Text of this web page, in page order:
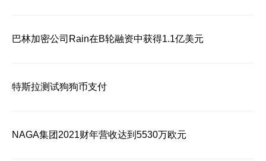
巴林加密公司Rain在B轮融资中获得1.1亿美元
特斯拉测试狗狗币支付
NAGA集团2021财年营收达到5530万欧元